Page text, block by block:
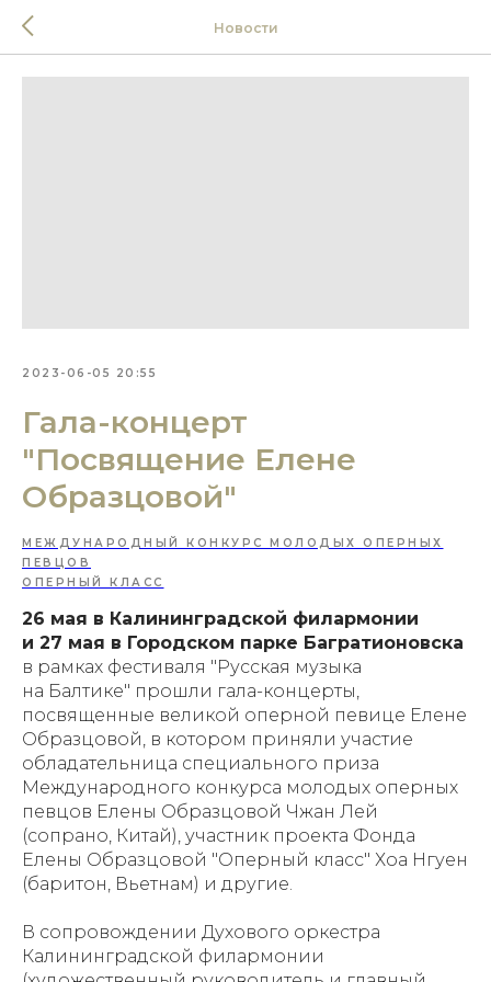
Новости
2023-06-05 20:55
Гала-концерт
"Посвящение Елене
Образцовой"
МЕЖДУНАРОДНЫЙ КОНКУРС МОЛОДЫХ ОПЕРНЫХ
ПЕВЦОВ
ОПЕРНЫЙ КЛАСС
26 мая в Калининградской филармонии
и 27 мая в Городском парке Багратионовска
в рамках фестиваля "Русская музыка
на Балтике" прошли гала-концерты,
посвященные великой оперной певице Елене
Образцовой, в котором приняли участие
обладательница специального приза
Международного конкурса молодых оперных
певцов Елены Образцовой Чжан Лей
(сопрано, Китай), участник проекта Фонда
Елены Образцовой "Оперный класс" Хоа Нгуен
(баритон, Вьетнам) и другие.
В сопровождении Духового оркестра
Калининградской филармонии